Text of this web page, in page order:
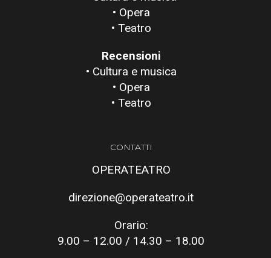
• Opera
• Teatro
Recensioni
• Cultura e musica
• Opera
• Teatro
CONTATTI
OPERATEATRO
direzione@operateatro.it
Orario:
9.00 – 12.00 / 14.30 – 18.00